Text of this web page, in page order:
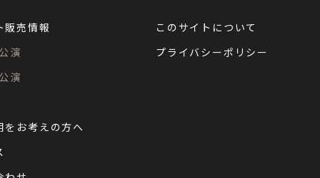
販売情報
演
演
をお考えの方へ
このサイトについて
プライバシーポリシー